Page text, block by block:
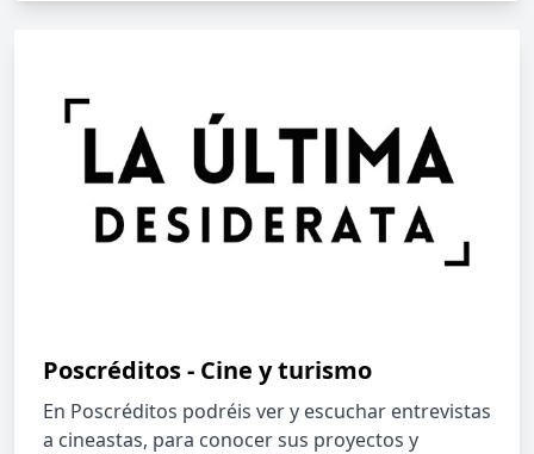
Poscréditos - Cine y turismo
En Poscréditos podréis ver y escuchar entrevistas
a cineastas, para conocer sus proyectos y